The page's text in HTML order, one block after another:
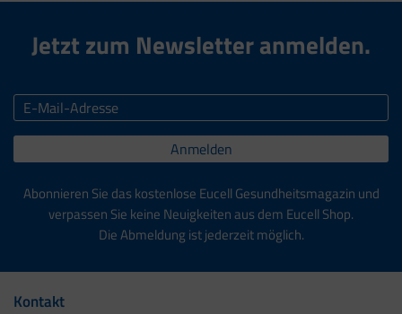
Jetzt zum Newsletter anmelden.
Anmelden
Abonnieren Sie das kostenlose Eucell Gesundheitsmagazin und
verpassen Sie keine Neuigkeiten aus dem Eucell Shop.
Die Abmeldung ist jederzeit möglich.
Kontakt